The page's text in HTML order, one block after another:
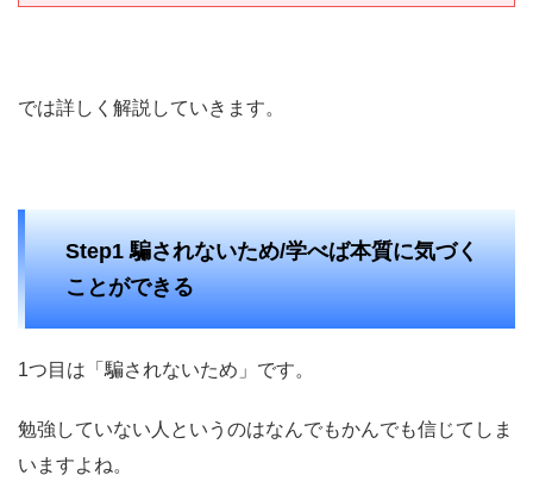
では詳しく解説していきます。
Step1 騙されないため/学べば本質に気づく
ことができる
1つ目は「騙されないため」です。
勉強していない人というのはなんでもかんでも信じてしま
いますよね。